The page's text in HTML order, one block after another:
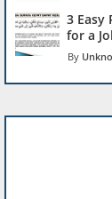
3 Easy
for a